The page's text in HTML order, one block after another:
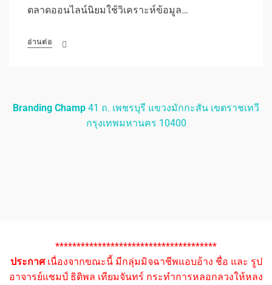
ตลาดออนไลน์นิยมใช้วิเคราะห์ข้อมูล…
อ่านต่อ
Branding Champ 41 ถ. เพชรบุรี แขวงมักกะสัน เขตราชเทวี
กรุงเทพมหานคร 10400
**************************************
ประกาศเนื่องจากขณะนี้ มีกลุ่มมิจฉาชีพแอบอ้าง ชื่อ และ รูป
อาจารย์แชมป์ ธิติพล เทียมจันทร์ กระทำการหลอกลวงให้หลง